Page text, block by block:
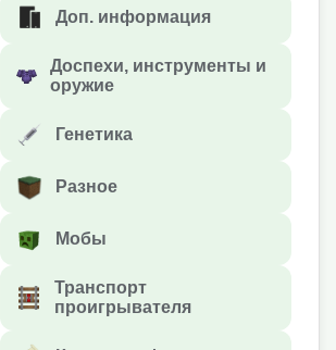
Доп. информация
Доспехи, инструменты и
оружие
Генетика
Разное
Мобы
Транспорт
проигрывателя